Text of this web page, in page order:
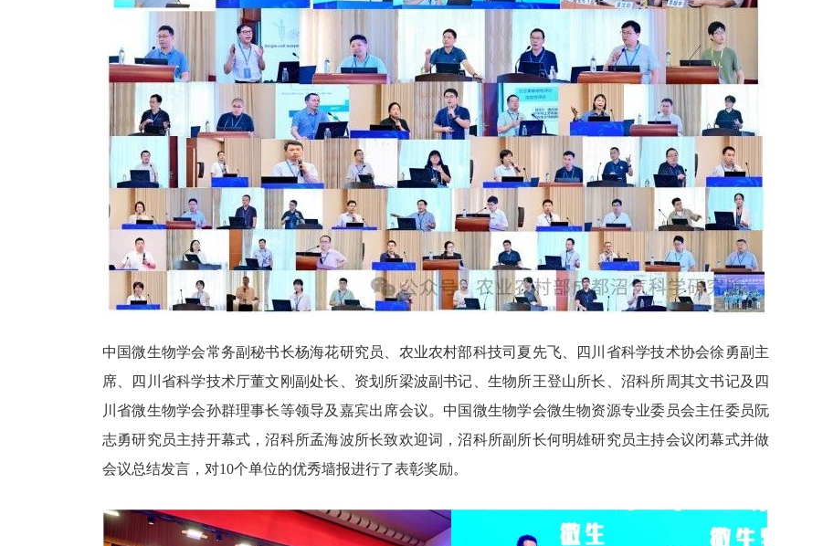
中国微生物学会常务副秘书长杨海花研究员、农业农村部科技司夏先飞、四川省科学技术协会徐勇副主
席、四川省科学技术厅董文刚副处长、资划所梁波副书记、生物所王登山所长、沼科所周其文书记及四
川省微生物学会孙群理事长等领导及嘉宾出席会议。中国微生物学会微生物资源专业委员会主任委员阮
志勇研究员主持开幕式，沼科所孟海波所长致欢迎词，沼科所副所长何明雄研究员主持会议闭幕式并做
会议总结发言，对10个单位的优秀墙报进行了表彰奖励。